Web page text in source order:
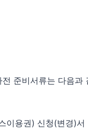
준비서류는 다음과
이용권) 신청(변경)서